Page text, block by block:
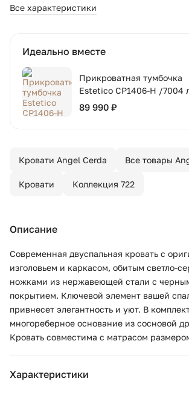
Все характеристики
Идеально вместе
Прикроватная тумбочка
Estetico CP1406-H /7004
RAL7035 жемчужно-серая
89 990 ₽
Кровати Angel Cerda Все товары
Кровати Коллекция 722
Описание
Современная двуспальная кровать с
изголовьем и каркасом, обитым светло-
ножками из нержавеющей стали с
покрытием. Ключевой элемент вашей
привнесет элегантность и уют. В
многореберное основание из сосновой
Кровать совместима с матрасом
Характеристики